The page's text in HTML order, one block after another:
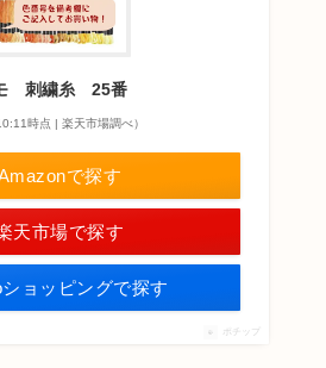
刺繍糸 25番
時点 | 楽天市場調べ）
で探す
天市場で探す
ョッピングで探す
ポチップ